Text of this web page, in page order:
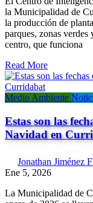
la Municipalidad de
la producción de
parques, zonas
centro, que funciona
Read More
Medio Ambiente
Estas son las
Navidad en
Jonathan Jiménez
Ene 5, 2026
La Municipalidad de